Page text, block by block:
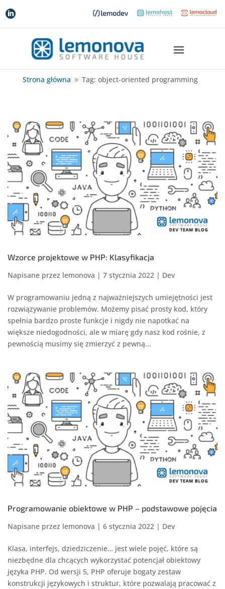

Strona główna 9 Tag: object-oriented programming
Wzorce projektowe w PHP: Klasyfikacja
Napisane przez lemonova | 7 stycznia 2022 | Dev
W programowaniu jedną z najważniejszych umiejętności jest
rozwiązywanie problemów. Możemy pisać prosty kod, który
spełnia bardzo proste funkcje i nigdy nie napotkać na
większe niedogodności, ale w miarę gdy nasz kod rośnie, z
pewnością musimy się zmierzyć z pewną...
Programowanie obiektowe w PHP – podstawowe pojęcia
Napisane przez lemonova | 6 stycznia 2022 | Dev
Klasa, interfejs, dziedziczenie… jest wiele pojęć, które są
niezbędne dla chcących wykorzystać potencjał obiektowy
języka PHP. Od wersji 5, PHP oferuje bogaty zestaw
konstrukcji językowych i struktur, które pozwalają pracować z